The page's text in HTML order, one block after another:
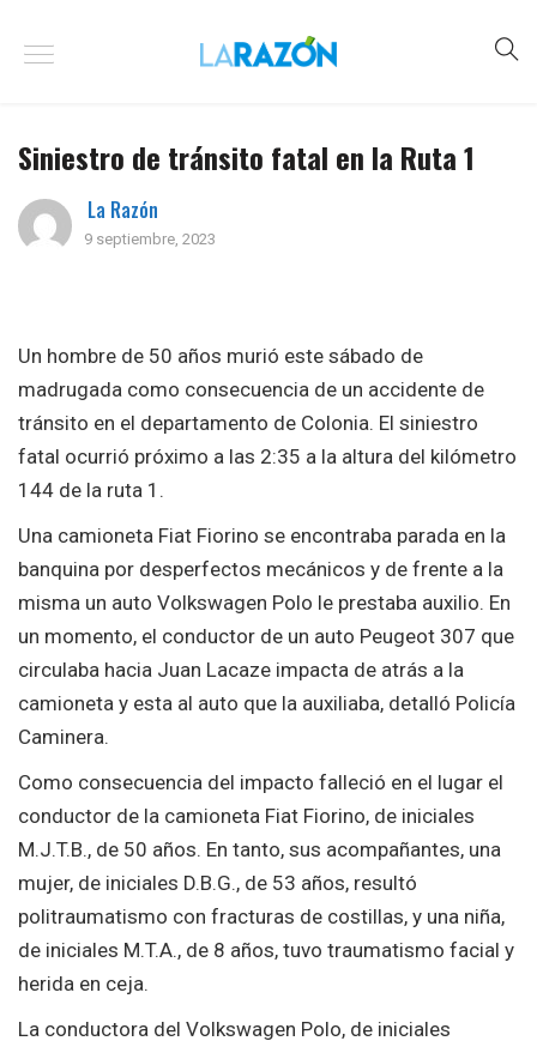
Siniestro de tránsito fatal en la Ruta 1
La Razón
9 septiembre, 2023
Un hombre de 50 años murió este sábado de
madrugada como consecuencia de un accidente de
tránsito en el departamento de Colonia. El siniestro
fatal ocurrió próximo a las 2:35 a la altura del kilómetro
144 de la ruta 1.
Una camioneta Fiat Fiorino se encontraba parada en la
banquina por desperfectos mecánicos y de frente a la
misma un auto Volkswagen Polo le prestaba auxilio. En
un momento, el conductor de un auto Peugeot 307 que
circulaba hacia Juan Lacaze impacta de atrás a la
camioneta y esta al auto que la auxiliaba, detalló Policía
Caminera.
Como consecuencia del impacto falleció en el lugar el
conductor de la camioneta Fiat Fiorino, de iniciales
M.J.T.B., de 50 años. En tanto, sus acompañantes, una
mujer, de iniciales D.B.G., de 53 años, resultó
politraumatismo con fracturas de costillas, y una niña,
de iniciales M.T.A., de 8 años, tuvo traumatismo facial y
herida en ceja.
La conductora del Volkswagen Polo, de iniciales